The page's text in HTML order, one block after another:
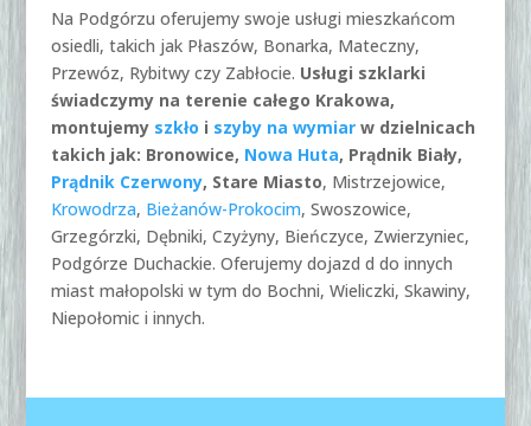
Na Podgórzu oferujemy swoje usługi mieszkańcom
osiedli, takich jak Płaszów, Bonarka, Mateczny,
Przewóz, Rybitwy czy Zabłocie. Usługi szklarki
świadczymy na terenie całego Krakowa,
montujemy szkło i szyby na wymiarw dzielnicach
takich jak: Bronowice, Nowa Huta, Prądnik Biały,
Prądnik Czerwony, Stare Miasto, Mistrzejowice,
Krowodrza, Bieżanów-Prokocim, Swoszowice,
Grzegórzki, Dębniki, Czyżyny, Bieńczyce, Zwierzyniec,
Podgórze Duchackie. Oferujemy dojazd d do innych
miast małopolski w tym do Bochni, Wieliczki, Skawiny,
Niepołomic i innych.